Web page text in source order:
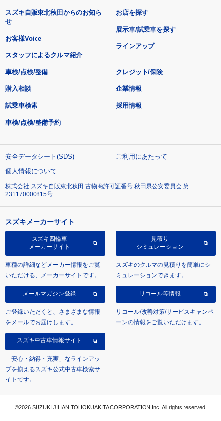
スズキ自販東北秋田からのお知ら
せ
お客様Voice
スタッフによるクルマ紹介
お店を探す
展示車/試乗車を探す
ラインアップ
車検/点検/整備 クレジット/保険
購入相談
試乗車検索
車検/点検/整備予約
企業情報
採用情報
安全データシート(SDS)
ご利用にあたって
個人情報について
株式会社 スズキ自販東北秋田 古物商許可証番号 秋田県公安委員会 第
231170000815号
スズキメーカーサイト
スズキ四輪車
メーカーサイト
車種の詳細などメーカー情報をご覧
いただける、メーカーサイトです。
見積り
シミュレーション
スズキのクルマの見積りを簡単にシ
ミュレーションできます。
メールマガジン登録
ご登録いただくと、さまざまな情報
をメールでお届けします。
リコール等情報
リコール/改善対策/サービスキャンペ
ーンの情報をご覧いただけます。
スズキ中古車情報サイト
「安心・納得・充実」なラインアッ
プを揃えるスズキ公式中古車検索サ
イトです。
©2026 SUZUKI JIHAN TOHOKUAKITA CORPORATION Inc. All rights reserved.